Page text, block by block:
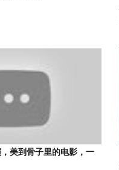
美到骨子里的电影，一